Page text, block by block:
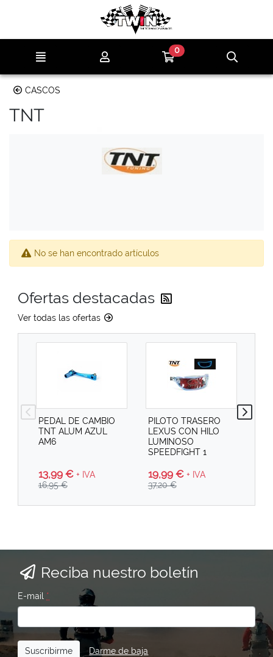
Ir al contenido principal de la página
Ir a mi compra
0
CASCOS
TNT
No se han encontrado artículos
Ofertas destacadas
Ver todas las ofertas
PEDAL DE CAMBIO
TNT ALUM AZUL
AM6
13,99 € + IVA
16,95 €
PILOTO TRASERO
LEXUS CON HILO
LUMINOSO
SPEEDFIGHT 1
19,99 € + IVA
37,20 €
Reciba nuestro boletín
E-mail *
Suscribirme Darme de baja